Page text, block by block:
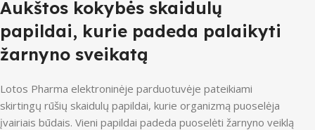
Aukštos kokybės skaidulų
papildai, kurie padeda palaikyti
žarnyno sveikatą
Lotos Pharma elektroninėje parduotuvėje pateikiami
skirtingų rūšių skaidulų papildai, kurie organizmą puoselėja
įvairiais būdais. Vieni papildai padeda puoselėti žarnyno veiklą